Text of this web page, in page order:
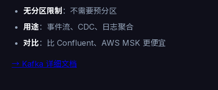
无分区限制 ：不需要预分区
用途：事件流、CDC、日志聚合
对比 ：比 Confluent、AWS MSK 更便宜
→ Kafka 详细文档